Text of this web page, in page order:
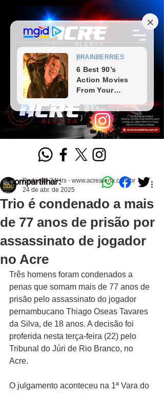
Trio é condenado a mais
de 77 anos de prisão por
assassinato de jogador
no Acre
Redação 24Hrs - www.acrealerta.com.br
24 de abr. de 2025
Três homens foram condenados a
penas que somam mais de 77 anos de
prisão pelo assassinato do jogador
pernambucano Thiago Oseas Tavares
da Silva, de 18 anos. A decisão foi
proferida nesta terça-feira (22) pelo
Tribunal do Júri de Rio Branco, no
Acre.
O julgamento aconteceu na 1ª Vara do
Compartilhar: